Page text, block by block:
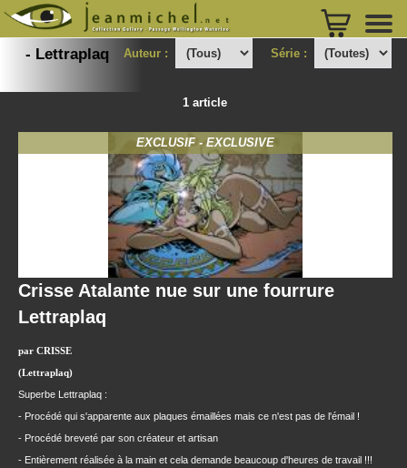
- Lettraplaq Auteur : Série :
1 article
EXCLUSIF - EXCLUSIVE
Crisse Atalante nue sur une fourrure
Lettraplaq
par CRISSE
(Lettraplaq)
Superbe Lettraplaq :
- Procédé qui s'apparente aux plaques émaillées mais ce n'est pas de l'émail !
- Procédé breveté par son créateur et artisan
- Entièrement réalisée à la main et cela demande beaucoup d'heures de travail !!!